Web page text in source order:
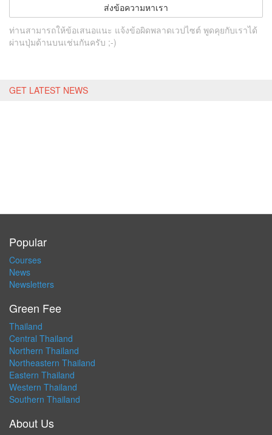
ส่งข้อความหาเรา
ท่านสามารถให้ข้อเสนอแนะ แจ้งข้อผิดพลาดเวปไซต์ พูดคุยกับเราได้
ผ่านปุ่มด้านบนเช่นกันครับ ;-)
GET LATEST NEWS
Popular
Courses
News
Newsletters
Green Fee
Thailand
Central Thailand
Northern Thailand
Northeastern Thailand
Eastern Thailand
Western Thailand
Southern Thailand
About Us